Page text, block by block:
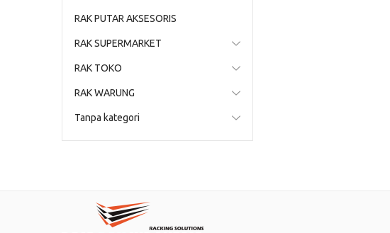
RAK PUTAR AKSESORIS
RAK SUPERMARKET
RAK TOKO
RAK WARUNG
Tanpa kategori